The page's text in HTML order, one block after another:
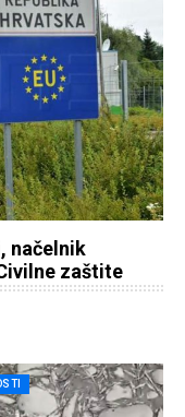
načelnik
zaštite